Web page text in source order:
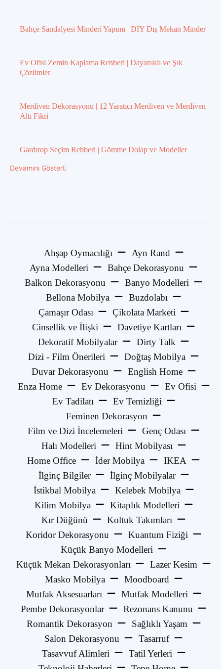
Bahçe Sandalyesi Minderi Yapımı | DIY Dış Mekan Minder
Ev Ofisi Zemin Kaplama Rehberi | Dayanıklı ve Şık
Çözümler
Merdiven Dekorasyonu | 12 Yaratıcı Merdiven ve Merdiven
Altı Fikri
Gardırop Seçim Rehberi | Gömme Dolap ve Modeller
Devamını Göster
Ahşap Oymacılığı
Ayn Rand
Ayna Modelleri
Bahçe Dekorasyonu
Balkon Dekorasyonu
Banyo Modelleri
Bellona Mobilya
Buzdolabı
Çamaşır Odası
Çikolata Marketi
Cinsellik ve İlişki
Davetiye Kartları
Dekoratif Mobilyalar
Dirty Talk
Dizi - Film Önerileri
Doğtaş Mobilya
Duvar Dekorasyonu
English Home
Enza Home
Ev Dekorasyonu
Ev Ofisi
Ev Tadilatı
Ev Temizliği
Feminen Dekorasyon
Film ve Dizi İncelemeleri
Genç Odası
Halı Modelleri
Hint Mobilyası
Home Office
İder Mobilya
IKEA
İlginç Bilgiler
İlginç Mobilyalar
İstikbal Mobilya
Kelebek Mobilya
Kilim Mobilya
Kitaplık Modelleri
Kır Düğünü
Koltuk Takımları
Koridor Dekorasyonu
Kuantum Fiziği
Küçük Banyo Modelleri
Küçük Mekan Dekorasyonları
Lazer Kesim
Masko Mobilya
Moodboard
Mutfak Aksesuarları
Mutfak Modelleri
Pembe Dekorasyonlar
Rezonans Kanunu
Romantik Dekorasyon
Sağlıklı Yaşam
Salon Dekorasyonu
Tasarruf
Tasavvuf Alimleri
Tatil Yerleri